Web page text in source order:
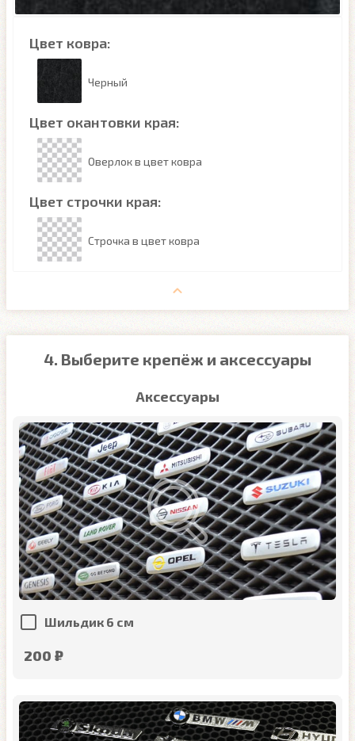
Цвет ковра:
Черный
Цвет окантовки края:
Оверлок в цвет ковра
Цвет строчки края:
Строчка в цвет ковра
4. Выберите крепёж и аксессуары
Аксессуары
Шильдик 6 см
200 ₽